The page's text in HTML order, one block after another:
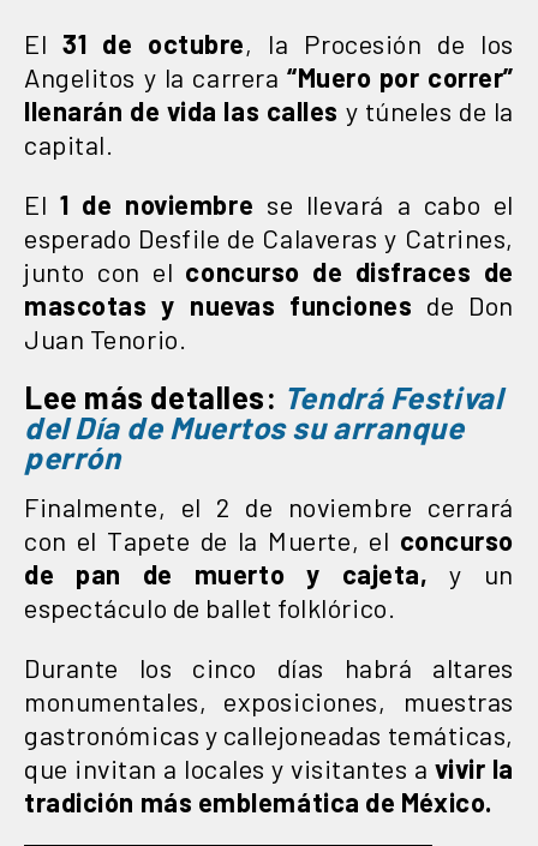
El 31 de octubre, la Procesión de los
Angelitos y la carrera “Muero por correr”
llenarán de vida las calles y túneles de la
capital.
El 1 de noviembre se llevará a cabo el
esperado Desfile de Calaveras y Catrines,
junto con el concurso de disfraces de
mascotas y nuevas funciones de Don
Juan Tenorio.
Lee más detalles: Tendrá Festival
del Día de Muertos su arranque
perrón
Finalmente, el 2 de noviembre cerrará
con el Tapete de la Muerte, el concurso
de pan de muerto y cajeta, y un
espectáculo de ballet folklórico.
Durante los cinco días habrá altares
monumentales, exposiciones, muestras
gastronómicas y callejoneadas temáticas,
que invitan a locales y visitantes a vivir la
tradición más emblemática de México.